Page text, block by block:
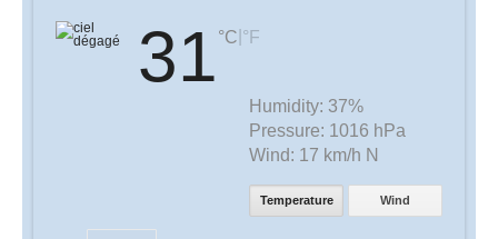
31 °C °F
Humidity: 37%
Pressure: 1016 hPa
Wind: 17 km/h N
Temperature Wind